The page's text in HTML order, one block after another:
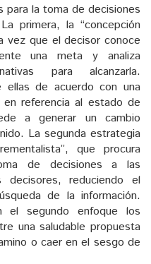
para la toma de decisiones
primera, la “concepción
vez que el decisor conoce
una meta y analiza
para alcanzarla.
ellas de acuerdo con una
referencia al estado de
a generar un cambio
La segunda estrategia
que procura
de decisiones a las
decisores, reduciendo el
de la información.
el segundo enfoque los
una saludable propuesta
o caer en el sesgo de